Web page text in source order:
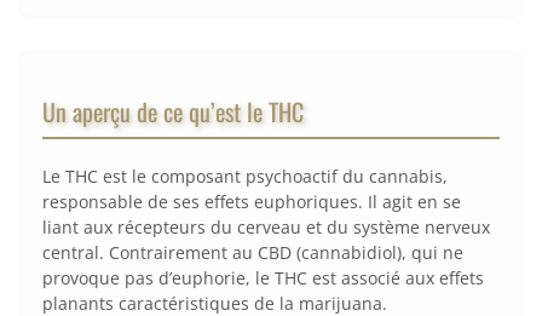
Un aperçu de ce qu’est le THC
Le THC est le composant psychoactif du cannabis,
responsable de ses effets euphoriques. Il agit en se
liant aux récepteurs du cerveau et du système nerveux
central. Contrairement au CBD (cannabidiol), qui ne
provoque pas d’euphorie, le THC est associé aux effets
planants caractéristiques de la marijuana.